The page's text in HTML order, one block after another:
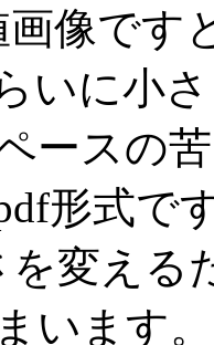
画像です
いに小
ースの
形式で
を変える
います